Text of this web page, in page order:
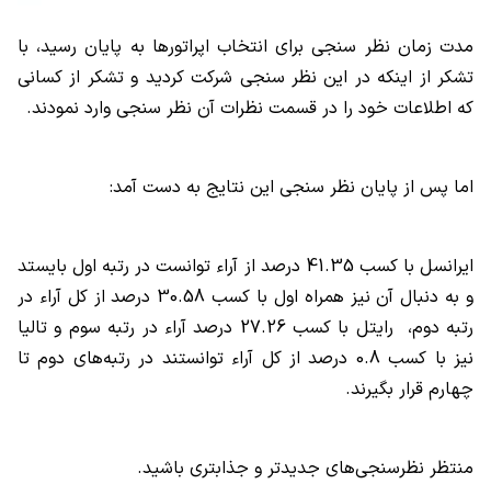
مدت زمان نظر سنجی برای انتخاب اپراتورها به پایان رسید، با
تشکر از اینکه در این نظر سنجی شرکت کردید و تشکر از کسانی
که اطلاعات خود را در قسمت نظرات آن نظر سنجی وارد نمودند.
اما پس از پایان نظر سنجی این نتایج به دست آمد:
ایرانسل با کسب 41.35 درصد از آراء توانست در رتبه اول بایستد
و به دنبال آن نیز همراه اول با کسب 30.58 درصد از کل آراء در
رتبه دوم، رایتل با کسب 27.26 درصد آراء در رتبه سوم و تالیا
نیز با کسب 0.8 درصد از کل آراء توانستند در رتبه‌های دوم تا
چهارم قرار بگیرند.
منتظر نظرسنجی‌های جدیدتر و جذابتری باشید.